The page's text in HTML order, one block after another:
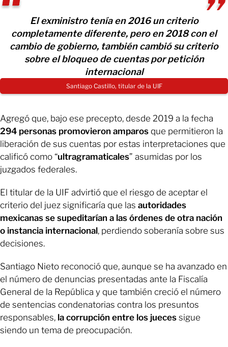
El exministro tenía en 2016 un criterio
completamente diferente, pero en 2018 con el
cambio de gobierno, también cambió su criterio
sobre el bloqueo de cuentas por petición
internacional
Santiago Castillo, titular de la UIF
Agregó que, bajo ese precepto, desde 2019 a la fecha
294 personas promovieron amparos que permitieron la
liberación de sus cuentas por estas interpretaciones que
calificó como “ultragramaticales” asumidas por los
juzgados federales.
El titular de la UIF advirtió que el riesgo de aceptar el
criterio del juez significaría que las autoridades
mexicanas se supeditarían a las órdenes de otra nación
o instancia internacional, perdiendo soberanía sobre sus
decisiones.
Santiago Nieto reconoció que, aunque se ha avanzado en
el número de denuncias presentadas ante la Fiscalía
General de la República y que también creció el número
de sentencias condenatorias contra los presuntos
responsables, la corrupción entre los jueces sigue
siendo un tema de preocupación.